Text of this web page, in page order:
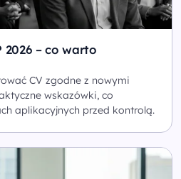
– co warto
CV zgodne z nowymi
wskazówki, co
aplikacyjnych przed kontrolą.